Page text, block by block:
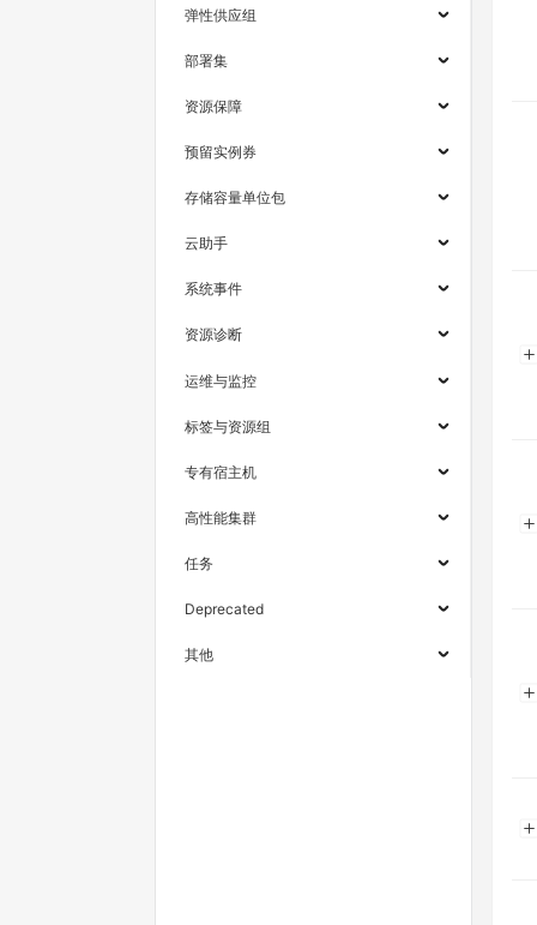
弹性供应组
部署集
资源保障
预留实例券
存储容量单位包
云助手
系统事件
资源诊断
运维与监控
标签与资源组
专有宿主机
高性能集群
任务
Deprecated
其他